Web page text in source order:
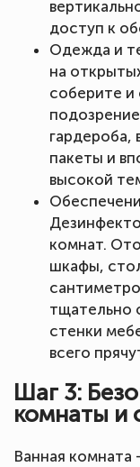
доступ к
Одежда и
на
соберите и
гардероба,
пакеты и
высокой
комнат.
шкафы,
тщательно
стенки
всего
Шаг 3:
комнаты и
Ванная